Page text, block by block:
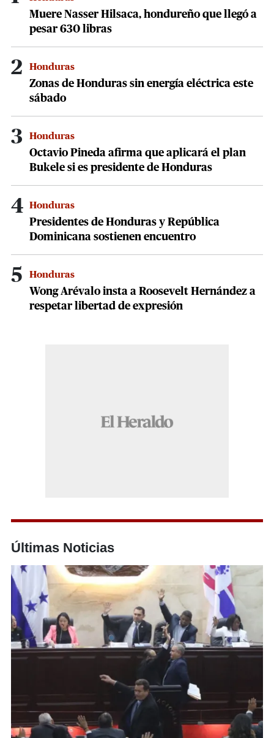
Muere Nasser Hilsaca, hondureño que llegó a
pesar 630 libras
2 Honduras
Zonas de Honduras sin energía eléctrica este
sábado
3 Honduras
Octavio Pineda afirma que aplicará el plan
Bukele si es presidente de Honduras
4 Honduras
Presidentes de Honduras y República
Dominicana sostienen encuentro
5 Honduras
Wong Arévalo insta a Roosevelt Hernández a
respetar libertad de expresión
Últimas Noticias